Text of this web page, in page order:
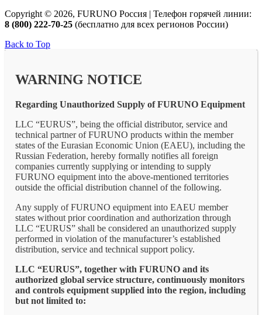
Copyright © 2026, FURUNO Россия | Телефон горячей линии:
8 (800) 222-70-25 (бесплатно для всех регионов России)
Back to Top
WARNING NOTICE
Regarding Unauthorized Supply of FURUNO Equipment
LLC “EURUS”, being the official distributor, service and
technical partner of FURUNO products within the member
states of the Eurasian Economic Union (EAEU), including the
Russian Federation, hereby formally notifies all foreign
companies currently supplying or intending to supply
FURUNO equipment into the above-mentioned territories
outside the official distribution channel of the following.
Any supply of FURUNO equipment into EAEU member
states without prior coordination and authorization through
LLC “EURUS” shall be considered an unauthorized supply
performed in violation of the manufacturer’s established
distribution, service and technical support policy.
LLC “EURUS”, together with FURUNO and its
authorized global service structure, continuously monitors
and controls equipment supplied into the region, including
but not limited to: